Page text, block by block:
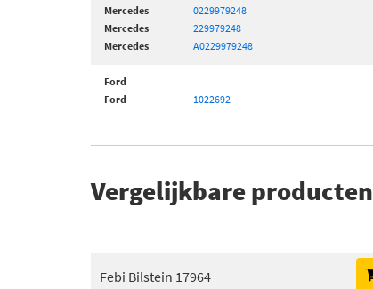
Mercedes
0229979248
Mercedes
229979248
Mercedes
A0229979248
Ford
Ford
1022692
Vergelijkbare producten
Febi Bilstein 17964